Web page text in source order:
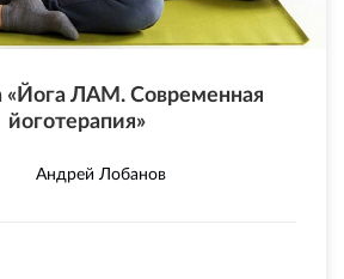
«Йога ЛАМ. Современная
йоготерапия»
Андрей Лобанов